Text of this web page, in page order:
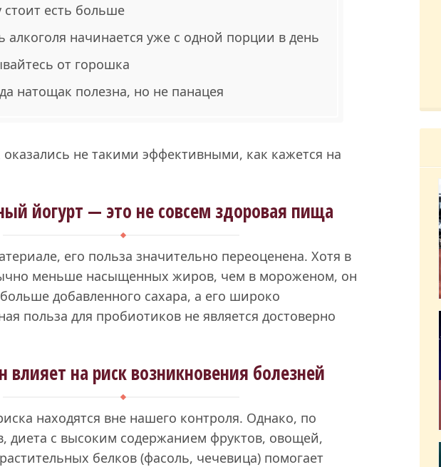
стоит есть больше
алкоголя начинается уже с одной порции в день
от горошка
натощак полезна, но не панацея
не такими эффективными, как кажется на
йогурт — это не совсем здоровая пища
его польза значительно переоценена. Хотя в
меньше насыщенных жиров, чем в мороженом, он
добавленного сахара, а его широко
польза для пробиотиков не является достоверно
влияет на риск возникновения болезней
находятся вне нашего контроля. Однако, по
диета с высоким содержанием фруктов, овощей,
белков (фасоль, чечевица) помогает